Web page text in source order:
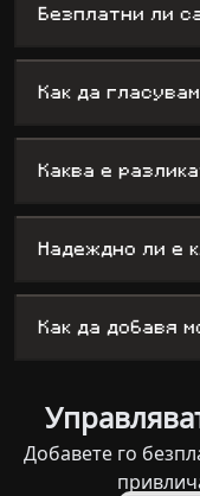
Безплатни ли
Как да
Каква е
Надеждно ли е
Как да добавя
Добавете го